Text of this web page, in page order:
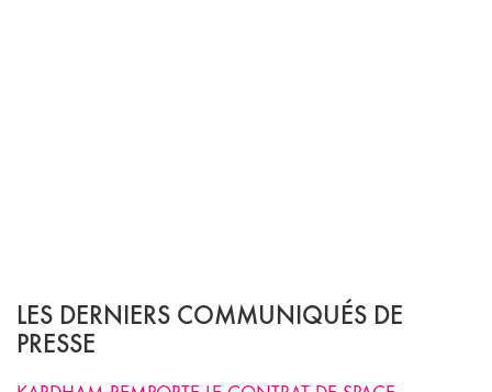
LES DERNIERS COMMUNIQUÉS DE
PRESSE